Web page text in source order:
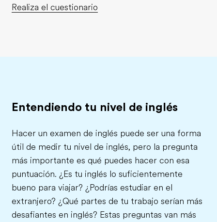
Realiza el cuestionario
Entendiendo tu nivel de inglés
Hacer un examen de inglés puede ser una forma
útil de medir tu nivel de inglés, pero la pregunta
más importante es qué puedes hacer con esa
puntuación. ¿Es tu inglés lo suficientemente
bueno para viajar? ¿Podrías estudiar en el
extranjero? ¿Qué partes de tu trabajo serían más
desafiantes en inglés? Estas preguntas van más